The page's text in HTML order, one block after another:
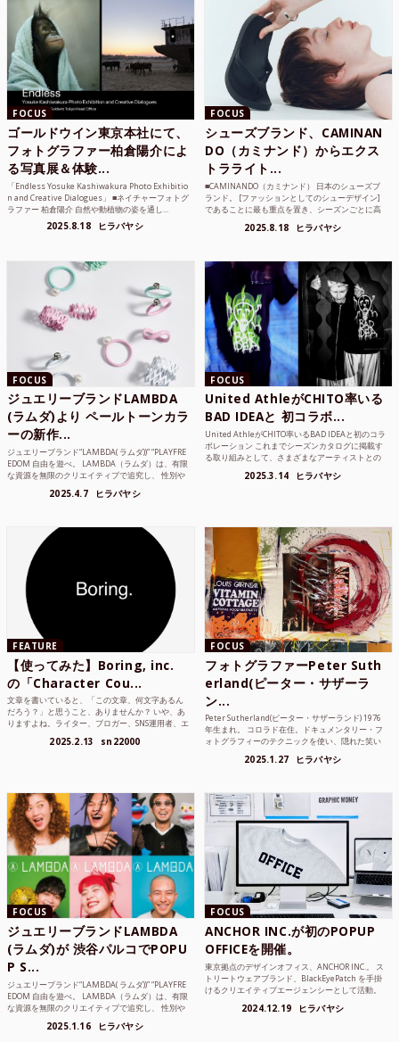
FOCUS
ゴールドウイン東京本社にて、
フォトグラファー柏倉陽介によ
る写真展＆体験...
「Endless Yosuke Kashiwakura Photo Exhibitio
n and Creative Dialogues」 ■ネイチャーフォトグ
ラファー 柏倉陽介 自然や動植物の姿を通し...
2025.8.18 ヒラバヤシ
FOCUS
シューズブランド、CAMINAN
DO（カミナンド）からエクス
トラライト...
■CAMINANDO（カミナンド） 日本のシューズブ
ランド。 [ファッションとしてのシューデザイン]
であることに最も重点を置き、シーズンごとに高
でも持つメキ...2025.8.18 ヒラバヤシ
FOCUS
ジュエリーブランドLAMBDA
(ラムダ)より ペールトーンカラ
ーの新作...
ジュエリーブランド“LAMBDA( ラムダ))” “PLAYFRE
EDOM 自由を遊べ。 LAMBDA（ラムダ）は、有限
な資源を無限のクリエイティブで追究し、 性別や
2025.4.7 ヒラバヤシ
FOCUS
United AthleがCHITO率いる
BAD IDEAと 初コラボ...
United AthleがCHITO率いるBAD IDEAと初のコラ
ボレーション これまでシーズンカタログに掲載す
る取り組みとして、さまざまなアーティストとの
2025.3.14 ヒラバヤシ
FEATURE
【使ってみた】Boring, inc.
の「Character Cou...
文章を書いていると、「この文章、何文字あるん
だろう？」と思うこと、ありませんか？ いや、あ
りますよね。ライター、ブロガー、SNS運用者、エ
は意外と多い。で...
2025.2.13 sn22000
FOCUS
フォトグラファーPeter Suth
erland(ピーター・サザーラ
ン...
Peter Sutherland(ピーター・サザーランド) 1976
年生まれ。 コロラド在住。ドキュメンタリー・フ
ォトグラフィーのテクニックを使い、隠れた笑い
2025.1.27 ヒラバヤシ
FOCUS
ジュエリーブランドLAMBDA
(ラムダ)が 渋谷パルコでPOPU
P S...
ジュエリーブランド“LAMBDA( ラムダ))” “PLAYFRE
EDOM 自由を遊べ。 LAMBDA（ラムダ）は、有限
な資源を無限のクリエイティブで追究し、 性別や
2025.1.16 ヒラバヤシ
FOCUS
ANCHOR INC.が初のPOPUP
OFFICEを開催。
東京拠点のデザインオフィス、ANCHOR INC.。 ス
トリートウェアブランド、BlackEyePatch を手掛
けるクリエイティブエージェンシーとして活動。
2024.12.19 ヒラバヤシ